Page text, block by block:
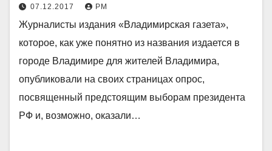
07.12.2017 РМ
Журналисты издания «Владимирская газета»,
которое, как уже понятно из названия издается в
городе Владимире для жителей Владимира,
опубликовали на своих страницах опрос,
посвященный предстоящим выборам президента
РФ и, возможно, оказали…